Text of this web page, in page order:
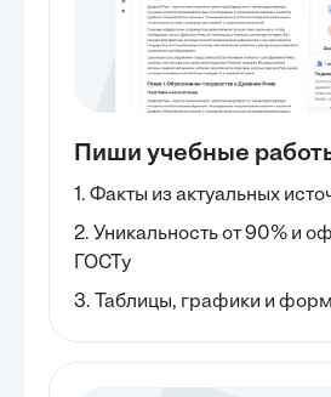
Пиши учебные
1. Факты из актуальных
2. Уникальность от 90% и
ГОСТу
3. Таблицы, графики и